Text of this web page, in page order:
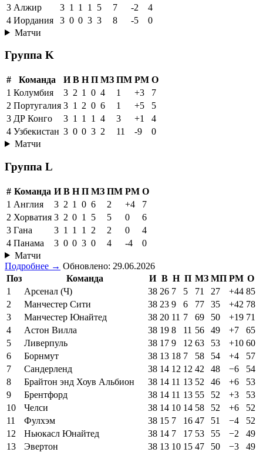
3 Алжир 3 1 1 1 5 7 -2
4
4 Иордания 3 0 0 3 3 8 -5
0
Матчи
Группа K
# Команда И В Н П МЗ ПМ РМ О
1 Колумбия 3 2 1 0 4 1 +3
7
2 Португалия 3 1 2 0 6 1 +5
5
3 ДР Конго 3 1 1 1 4 3 +1
4
4 Узбекистан 3 0 0 3 2 11 -9
0
Матчи
Группа L
# Команда И В Н П МЗ ПМ РМ О
1 Англия 3 2 1 0 6 2 +4
7
2 Хорватия 3 2 0 1 5 5 0
6
3 Гана 3 1 1 1 2 2 0
4
4 Панама 3 0 0 3 0 4 -4
0
Матчи
Подробнее → Обновлено: 29.06.2026
Поз
Команда И В Н П МЗ МП РМ О
1
Арсенал (Ч) 38 26 7 5 71 27 +44 85
2
Манчестер Сити 38 23 9 6 77 35 +42 78
3
Манчестер Юнайтед 38 20 11 7 69 50 +19 71
4
Астон Вилла 38 19 8 11 56 49 +7
65
5
Ливерпуль 38 17 9 12 63 53 +10 60
6
Борнмут 38 13 18 7 58 54 +4
57
7
Сандерленд 38 14 12 12 42 48 −6
54
8
Брайтон энд Хоув Альбион 38 14 11 13 52 46 +6
53
9
Брентфорд 38 14 11 13 55 52 +3
53
10
Челси 38 14 10 14 58 52 +6
52
11
Фулхэм 38 15 7 16 47 51 −4
52
12
Ньюкасл Юнайтед 38 14 7 17 53 55 −2
49
13
Эвертон 38 13 10 15 47 50 −3
49